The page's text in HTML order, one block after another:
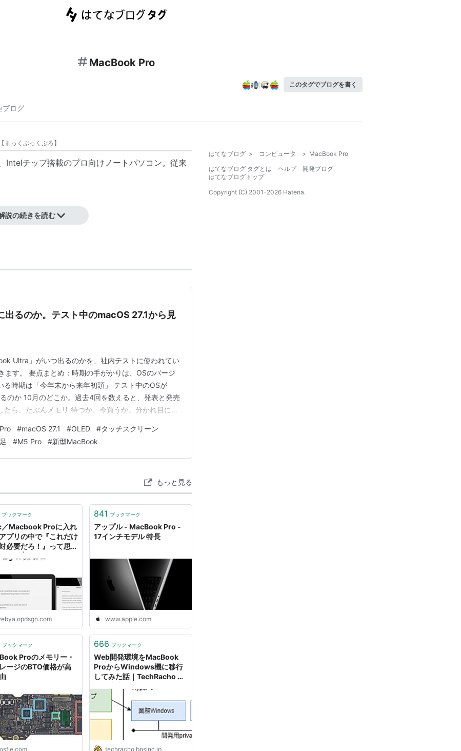
MacBook Pro
このタグでブログを書く
ブログ
【 まっくぶっくぷろ】
Intelチップ搭載のプロ向けノートパソコン。従来
1.83GHzモデルが販売終了し、代わりに2.0GHz
られた。また、BTOで画像などを高い彩度で閲覧
ィスプレイ*1への変更が無料でできるようになっ
載したMacBook Pro (Late 2006)が発表され
OS X v10.5 Leopardを搭載し、一部モデルのみ
プグレードができるようになった。
同じマルチタッチトラックパッドを採用した
全機種内蔵される形になり、13インチと15イン
搭載された。
Retinaディスプレイを搭載し、光学ディスプレイ
Retinaディスプレイモデルを発表。今回から全
している。17インチモデルは廃止となった。
ンチのRetinaディスプレイモデルを刷新。第4世
Mavericks搭載。802.11ac Wi-Fiに対応し、
、標準4・8GB、最大16GB。
イ(1280x800ピクセル、LEDバックライト搭載) /
イ（1440x900ピクセル、2880 x 1800ピクセル
載）*2
g/nに対応、Bluetooth 4.0
ボード
説の続きを読む
るのか。テスト中のmacOS 27.1から見
Ultra」がいつ出るのかを、社内テストに使われてい
ます。 要点まとめ：時期の手がかりは、OSのバージ
る時期は「今年末から来年初頭」 テスト中のOSが
るのか 10月のどこか。過去4回を数えると、発表と発売
ら、たぶんメモリ 待つか、今買うか。分かれ目にな
うが信用できる まとめ：10月に発表されても、届く
#macOS 27.1 #OLED #タッチスクリーン
#M5 Pro #新型MacBook
もっと見る
ブックマーク
Macbook Proに入れ
プリの中で『これだけ
必要だろ！』って思え
841 ブックマーク
アップル - MacBook Pro -
17インチモデル 特長
www.apple.com
ブックマーク
Proのメモリー・
ージのBTO価格が高
666 ブックマーク
Web開発環境をMacBook
ProからWindows機に移行
してみた話｜TechRacho by
techracho.bpsinc.jp
はてなブログ > コンピュータ > MacBook Pro
はてなブログ タグとは
ヘルプ
開発ブログ
はてなブログトップ
Copyright (C) 2001-2026 Hatena.